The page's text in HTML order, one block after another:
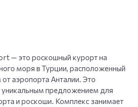
— это роскошный курорт на
моря в Турции, расположенный
от аэропорта Анталии. Это
уникальным предложением для
и роскоши. Комплекс занимает